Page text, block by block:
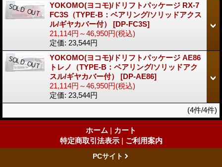
YOKOMO(ヨコモ)/ドリフトパッケージ RX-7
FC3S（TYPE-B：ベアリング/ソリッドアクス
ル/ギヤカバー付） [DP-FC3S]
21,114円～46,950円(税込)
定価: 23,544円
YOKOMO(ヨコモ)/ドリフトパッケージ AE86
トレノ（TYPE-B：ベアリング/ソリッドアク
スル/ギヤカバー付） [DP-AE86]
21,114円～46,950円(税込)
定価: 23,544円
(4件/4件)
ホーム | カート
特定商取引法表示 | ご利用案内
PCサイト